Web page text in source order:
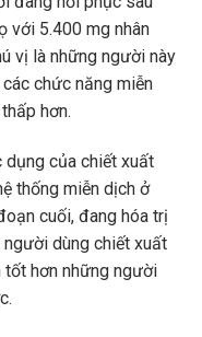
với 5.400 mg nhân
vị là những người này
chức năng miễn
hơn.
dụng của chiết xuất
thống miễn dịch ở
cuối, đang hóa trị
người dùng chiết xuất
tốt hơn những người